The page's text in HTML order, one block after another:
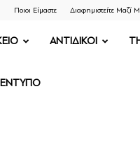
Ποιοι Είμαστε Διαφημιστείτε Μαζί
ΑΝΤΙΔΙΚΟΙ
ΕΝΤΥΠΟ